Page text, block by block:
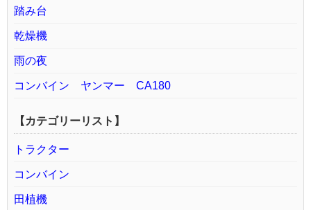
踏み台
乾燥機
雨の夜
コンバイン ヤンマー CA180
【カテゴリーリスト】
トラクター
コンバイン
田植機